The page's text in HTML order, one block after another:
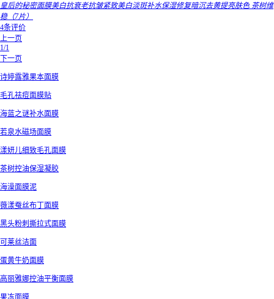
皇后的秘密面膜美白抗衰老抗皱紧致美白淡斑补水保湿修复暗沉去黄提亮肤色 茶树维
稳（7片）
4条评价
上一页
1/1
下一页
诗婷露雅果本面膜
毛孔祛痘面膜贴
海蓝之谜补水面膜
若泉水磁场面膜
漾妍儿细致毛孔面膜
茶树控油保湿凝胶
海澡面膜泥
薇漾蚕丝布丁面膜
黑头粉刺撕拉式面膜
可莱丝洁面
蛋黄牛奶面膜
高丽雅娜控油平衡面膜
果冻面膜